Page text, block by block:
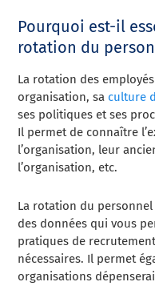
Pourquoi est-il
rotation du
La rotation des
organisation, sa culture
ses politiques et ses
Il permet de connaître
l’organisation, leur
l’organisation, etc.
La rotation du
des données qui vous
pratiques de
nécessaires. Il permet
organisations